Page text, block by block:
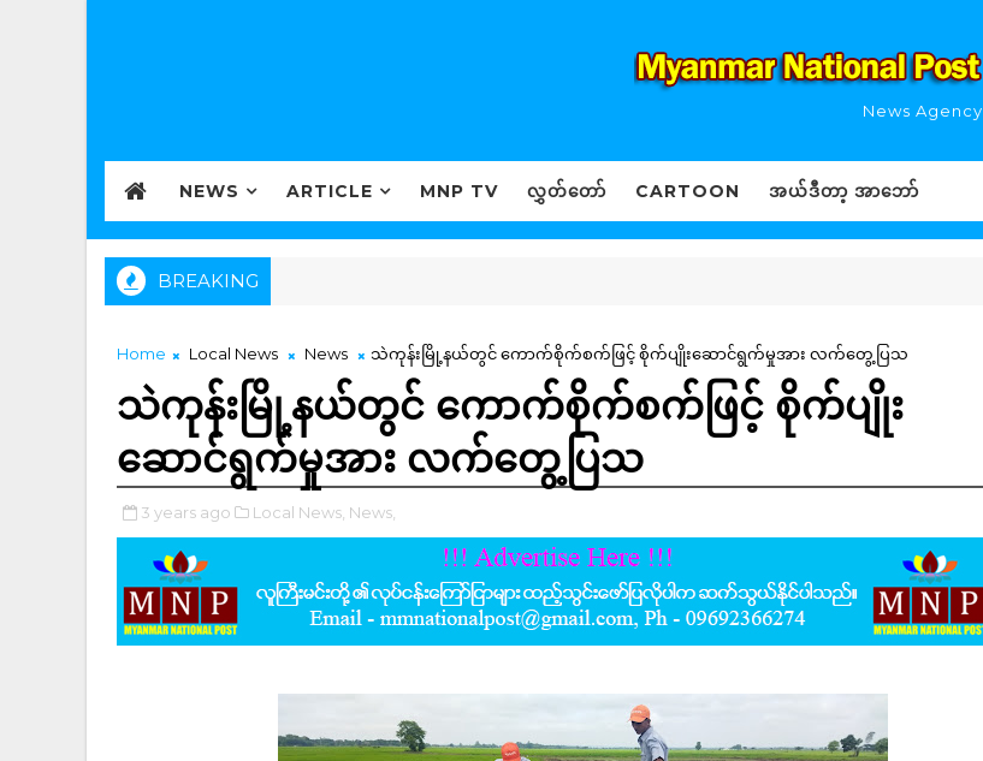
News Agency
NEWS ARTICLE MNP TV လွှတ်တော် CARTOON အယ်ဒီတာ့ အာဘော်
BREAKING
Home Local News News သဲကုန်းမြို့နယ်တွင် ကောက်စိုက်စက်ဖြင့် စိုက်ပျိုးဆောင်ရွက်မှုအား လက်တွေ့ပြသ
သဲကုန်းမြို့နယ်တွင် ကောက်စိုက်စက်ဖြင့် စိုက်ပျိုး
ဆောင်ရွက်မှုအား လက်တွေ့ပြသ
3 years ago Local News, News,